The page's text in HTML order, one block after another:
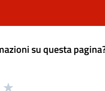
su questa